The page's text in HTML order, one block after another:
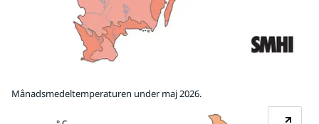
Månadsmedeltemperaturen under maj 2026.